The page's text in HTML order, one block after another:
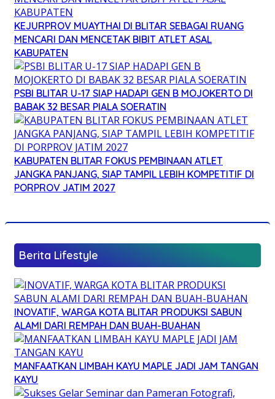
KEJURPROV MUAYTHAI DI BLITAR SEBAGAI RUANG
MENCARI DAN MENCETAK BIBIT ATLET ASAL
KABUPATEN
PSBI BLITAR U-17 SIAP HADAPI GEN B MOJOKERTO DI
BABAK 32 BESAR PIALA SOERATIN
KABUPATEN BLITAR FOKUS PEMBINAAN ATLET
JANGKA PANJANG, SIAP TAMPIL LEBIH KOMPETITIF DI
PORPROV JATIM 2027
Berita Lifestyle
INOVATIF, WARGA KOTA BLITAR PRODUKSI SABUN
ALAMI DARI REMPAH DAN BUAH-BUAHAN
MANFAATKAN LIMBAH KAYU MAPLE JADI JAM TANGAN
KAYU